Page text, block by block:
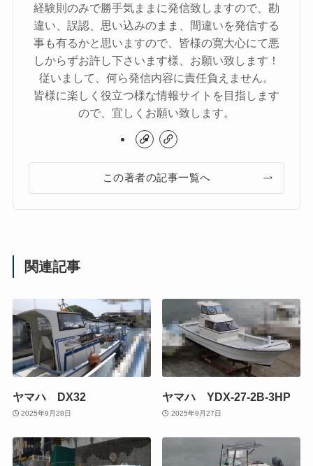
経験則のみで勝手気ままに発信致しますので、勘
違い、誤認、思い込みのまま、間違いを発信する
事も有るかと思いますので、皆様の寛大心にて悪
しからずお許し下さいます様、お願い致します！
従いまして、何ら発信内容に責任負えません。
皆様に楽しく役立つ様な情報サイトを目指します
ので、宜しくお願い致します。
この著者の記事一覧へ
関連記事
ヤマハ DX32
2025年9月28日
ヤマハ YDX-27-2B-3HP
2025年9月27日